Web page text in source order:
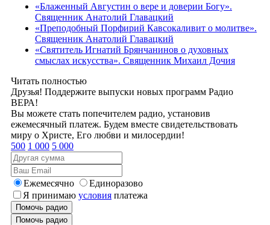
«Блаженный Августин о вере и доверии Богу».
Священник Анатолий Главацкий
«Преподобный Порфирий Кавсокаливит о молитве».
Священник Анатолий Главацкий
«Святитель Игнатий Брянчанинов о духовных
смыслах искусства». Священник Михаил Дочия
Читать полностью
Друзья! Поддержите выпуски новых программ Радио
ВЕРА!
Вы можете стать попечителем радио, установив
ежемесячный платеж. Будем вместе свидетельствовать
миру о Христе, Его любви и милосердии!
500 1 000 5 000
Ежемесячно
Единоразово
Я принимаю условия платежа
Помочь радио
Помочь радио